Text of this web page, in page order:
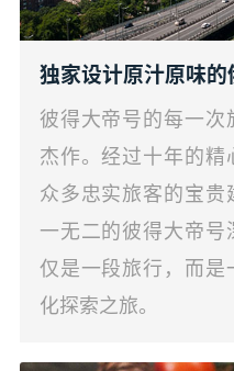
独家设计原汁原味的
彼得大帝号的每一
杰作。经过十年的
众多忠实旅客的宝
一无二的彼得大帝
仅是一段旅行，而
化探索之旅。